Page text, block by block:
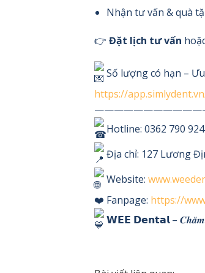
Nhận tư vấn & quà
👉 Đặt lịch tư vấn
Số lượng có hạn –
https://
———————————-
Hotline: 0362 790 924
Địa chỉ: 127 Lương
Website:
❤️ Fanpage: https://
𝗪𝗘𝗘 𝗗𝗲𝗻𝘁𝗮𝗹 – 𝑪𝒉𝒂̆𝒎